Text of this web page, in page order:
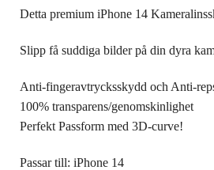
Detta premium iPhone 14
Slipp få suddiga bilder på din dyra
Anti-fingeravtrycksskydd och Anti-
100% transparens/genomskinlighet
Perfekt Passform med 3D-curve!
Passar till: iPhone 14